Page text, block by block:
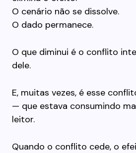
O cenário não se dissolve.
O dado permanece.
O que diminui é o conflito
dele.
E, muitas vezes, é esse
— que estava consumindo
leitor.
Quando o conflito cede, o